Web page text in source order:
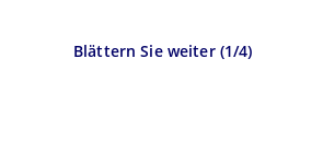
Blättern Sie weiter (1/4)